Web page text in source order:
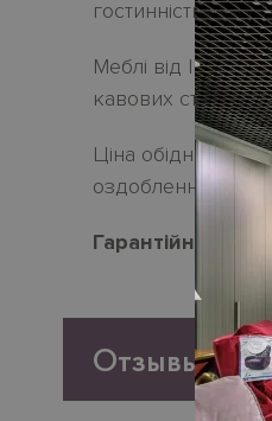
гостинністю та
Меблі від IKONE
кавових столів,
Ціна обіднього
оздоблення.
Гарантійний
Отзывы